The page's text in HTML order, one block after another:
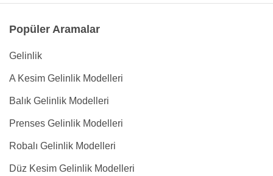
Popüler Aramalar
Gelinlik
A Kesim Gelinlik Modelleri
Balık Gelinlik Modelleri
Prenses Gelinlik Modelleri
Robalı Gelinlik Modelleri
Düz Kesim Gelinlik Modelleri